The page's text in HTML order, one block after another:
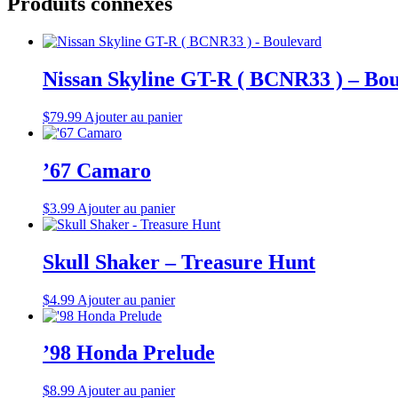
Nissan Skyline GT-R ( BCNR33 ) –
$79.99 Ajouter au panier
’67 Camaro
$3.99 Ajouter au panier
Skull Shaker – Treasure Hunt
$4.99 Ajouter au panier
’98 Honda Prelude
$8.99 Ajouter au panier